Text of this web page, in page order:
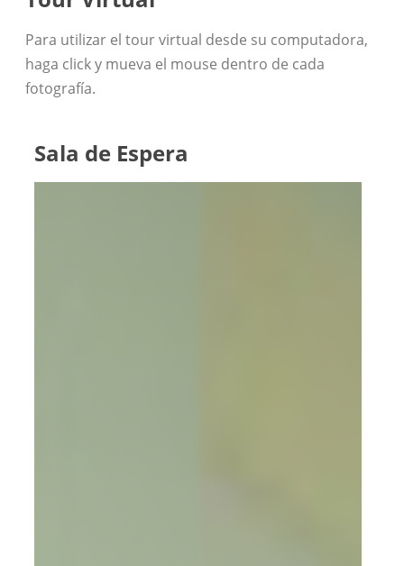
Para utilizar el tour virtual desde su computadora,
haga click y mueva el mouse dentro de cada
fotografía.
Sala de Espera